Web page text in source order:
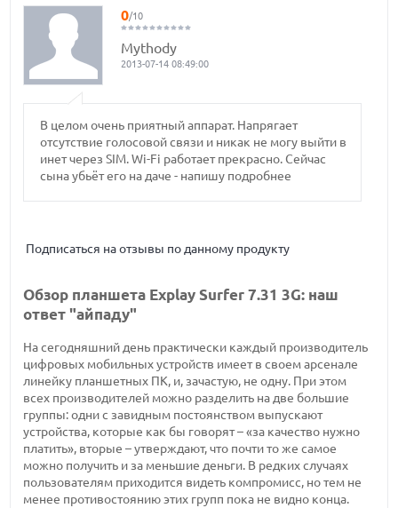
0/10
Mythody
2013-07-14 08:49:00
В целом очень приятный аппарат. Напрягает
отсутствие голосовой связи и никак не могу выйти в
инет через SIM. Wi-Fi работает прекрасно. Сейчас
сына убьёт его на даче - напишу подробнее
Подписаться на отзывы по данному продукту
Обзор планшета Explay Surfer 7.31 3G: наш
ответ "айпаду"
На сегодняшний день практически каждый производитель
цифровых мобильных устройств имеет в своем арсенале
линейку планшетных ПК, и, зачастую, не одну. При этом
всех производителей можно разделить на две большие
группы: одни с завидным постоянством выпускают
устройства, которые как бы говорят – «за качество нужно
платить», вторые – утверждают, что почти то же самое
можно получить и за меньшие деньги. В редких случаях
пользователям приходится видеть компромисс, но тем не
менее противостоянию этих групп пока не видно конца.